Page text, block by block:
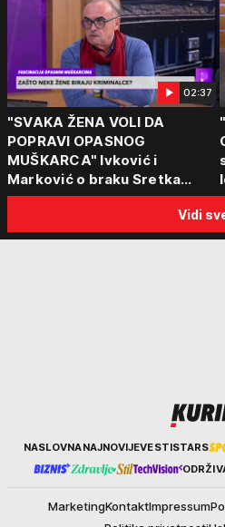
02:37
"SVAKA ŽENA VOLI DA
POPRAVI OPASNOG
MUŠKARCA" Ivković i
Marković o braku Sretka
Kalinića i fenomenu žena koje
biraju kriminalce: "Neće sa
nekim ko nema para"
Vidi
KurirNASLOVNANAJNOVIJEVESTISTARS
MarketingKontaktImpressum